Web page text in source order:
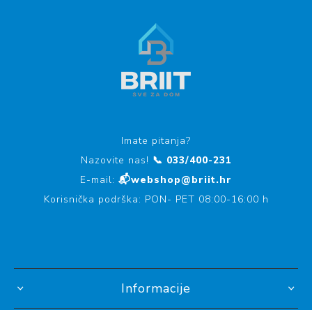
Imate pitanja?
Nazovite nas! 📞 033/400-231
E-mail: 📬webshop@briit.hr
Korisnička podrška: PON- PET 08:00-16:00 h
Informacije